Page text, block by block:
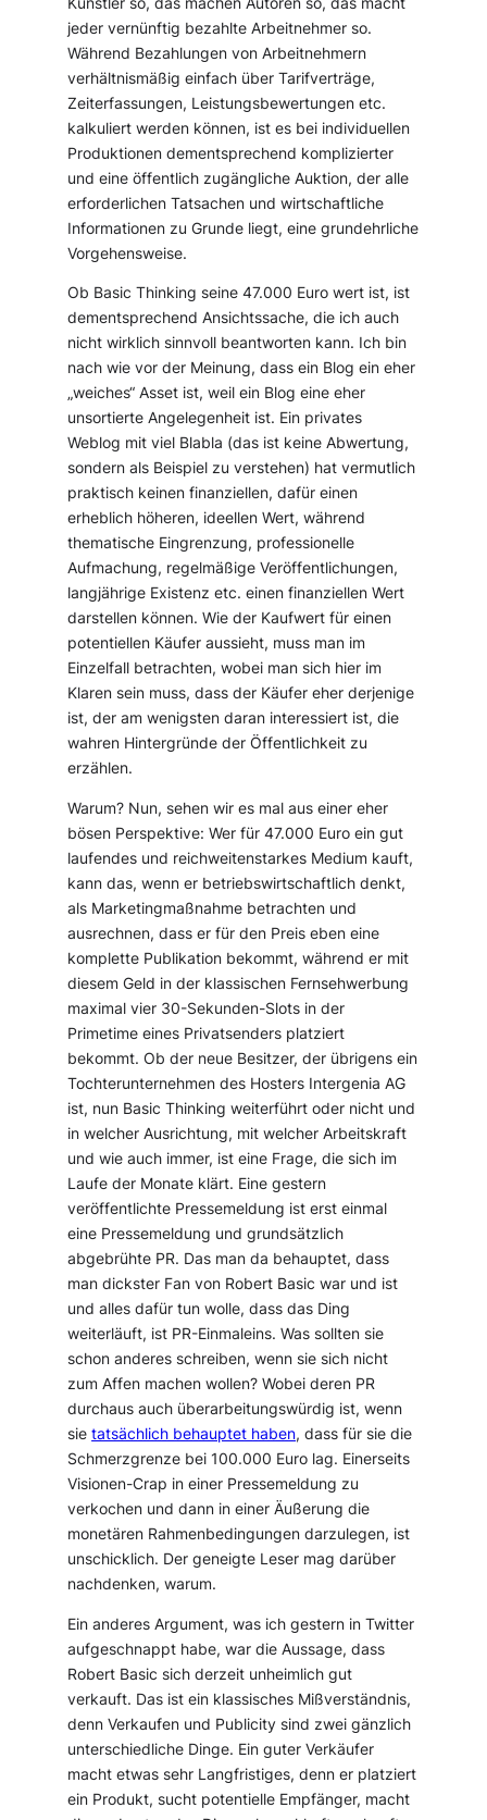
jeder vernünftig bezahlte Arbeitnehmer so.
Während Bezahlungen von Arbeitnehmern
verhältnismäßig einfach über Tarifverträge,
Zeiterfassungen, Leistungsbewertungen etc.
kalkuliert werden können, ist es bei individuellen
Produktionen dementsprechend komplizierter
und eine öffentlich zugängliche Auktion, der alle
erforderlichen Tatsachen und wirtschaftliche
Informationen zu Grunde liegt, eine grundehrliche
Vorgehensweise.
Ob Basic Thinking seine 47.000 Euro wert ist, ist
dementsprechend Ansichtssache, die ich auch
nicht wirklich sinnvoll beantworten kann. Ich bin
nach wie vor der Meinung, dass ein Blog ein eher
„weiches“ Asset ist, weil ein Blog eine eher
unsortierte Angelegenheit ist. Ein privates
Weblog mit viel Blabla (das ist keine Abwertung,
sondern als Beispiel zu verstehen) hat vermutlich
praktisch keinen finanziellen, dafür einen
erheblich höheren, ideellen Wert, während
thematische Eingrenzung, professionelle
Aufmachung, regelmäßige Veröffentlichungen,
langjährige Existenz etc. einen finanziellen Wert
darstellen können. Wie der Kaufwert für einen
potentiellen Käufer aussieht, muss man im
Einzelfall betrachten, wobei man sich hier im
Klaren sein muss, dass der Käufer eher derjenige
ist, der am wenigsten daran interessiert ist, die
wahren Hintergründe der Öffentlichkeit zu
erzählen.
Warum? Nun, sehen wir es mal aus einer eher
bösen Perspektive: Wer für 47.000 Euro ein gut
laufendes und reichweitenstarkes Medium kauft,
kann das, wenn er betriebswirtschaftlich denkt,
als Marketingmaßnahme betrachten und
ausrechnen, dass er für den Preis eben eine
komplette Publikation bekommt, während er mit
diesem Geld in der klassischen Fernsehwerbung
maximal vier 30-Sekunden-Slots in der
Primetime eines Privatsenders platziert
bekommt. Ob der neue Besitzer, der übrigens ein
Tochterunternehmen des Hosters Intergenia AG
ist, nun Basic Thinking weiterführt oder nicht und
in welcher Ausrichtung, mit welcher Arbeitskraft
und wie auch immer, ist eine Frage, die sich im
Laufe der Monate klärt. Eine gestern
veröffentlichte Pressemeldung ist erst einmal
eine Pressemeldung und grundsätzlich
abgebrühte PR. Das man da behauptet, dass
man dickster Fan von Robert Basic war und ist
und alles dafür tun wolle, dass das Ding
weiterläuft, ist PR-Einmaleins. Was sollten sie
schon anderes schreiben, wenn sie sich nicht
zum Affen machen wollen? Wobei deren PR
durchaus auch überarbeitungswürdig ist, wenn
sietatsächlich behauptet haben, dass für sie die
Schmerzgrenze bei 100.000 Euro lag. Einerseits
Visionen-Crap in einer Pressemeldung zu
verkochen und dann in einer Äußerung die
monetären Rahmenbedingungen darzulegen, ist
unschicklich. Der geneigte Leser mag darüber
nachdenken, warum.
Ein anderes Argument, was ich gestern in Twitter
aufgeschnappt habe, war die Aussage, dass
Robert Basic sich derzeit unheimlich gut
verkauft. Das ist ein klassisches Mißverständnis,
denn Verkaufen und Publicity sind zwei gänzlich
unterschiedliche Dinge. Ein guter Verkäufer
macht etwas sehr Langfristiges, denn er platziert
ein Produkt, sucht potentielle Empfänger, macht